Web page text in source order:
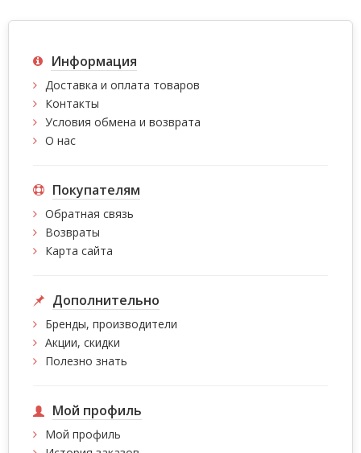
Информация
Доставка и оплата товаров
Контакты
Условия обмена и возврата
О нас
Покупателям
Обратная связь
Возвраты
Карта сайта
Дополнительно
Бренды, производители
Акции, скидки
Полезно знать
Мой профиль
Мой профиль